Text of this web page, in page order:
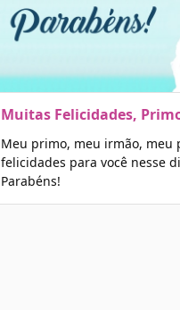
Muitas Felicidades,
Meu primo, meu irmão, meu
felicidades para você nesse
Parabéns!